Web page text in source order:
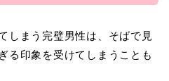
しまう完璧男性は、そばで見
る印象を受けてしまうことも